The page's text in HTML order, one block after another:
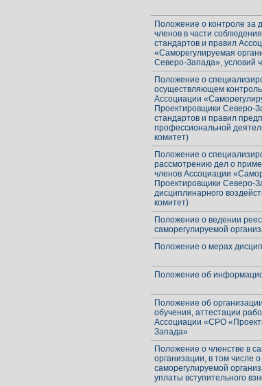
Положение о контроле за
членов в части
стандартов и правил
«Саморегулируемая
Северо-Запада», условий
Положение о
осуществляющем
Ассоциации
Проектировщики Северо-
стандартов и правил
профессиональной
комитет)
Положение о
рассмотрению дел о
членов Ассоциации
Проектировщики Северо-
дисциплинарного
комитет)
Положение о ведении
саморегулируемой
Положение о мерах
Положение об
Положение об
обучения, аттестации
Ассоциации «СРО
Запада»
Положение о членстве в
организации, в том числе
саморегулируемой
уплаты вступительного